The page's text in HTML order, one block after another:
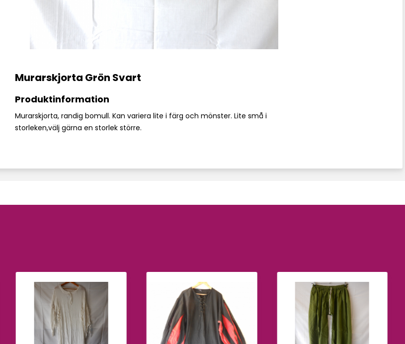
Murarskjorta Grön Svart
Produktinformation
Murarskjorta, randig bomull. Kan variera lite i färg och mönster. Lite små i
storleken,välj gärna en storlek större.